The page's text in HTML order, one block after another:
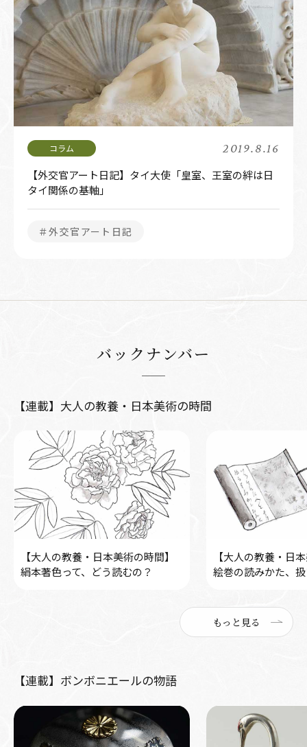
2019.8.16
【外交官アート日記】タイ大使「皇室、王室の絆は日
タイ関係の基軸」
＃外交官アート日記
バックナンバー
【連載】大人の教養・日本美術の時間
【大人の教養・日本美術の時間】
絹本著色って、どう読むの？
【大人の教養・日
絵巻の読みかた、
もっと見る
【連載】ボンボニエールの物語